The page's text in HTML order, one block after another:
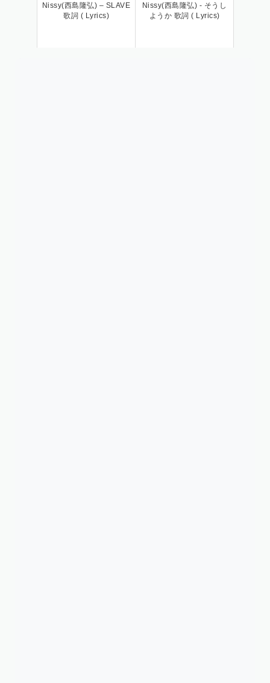
Nissy(西島隆弘) – SLAVE
歌詞 ( Lyrics)
Nissy(西島隆弘) - そうし
ようか 歌詞 ( Lyrics)